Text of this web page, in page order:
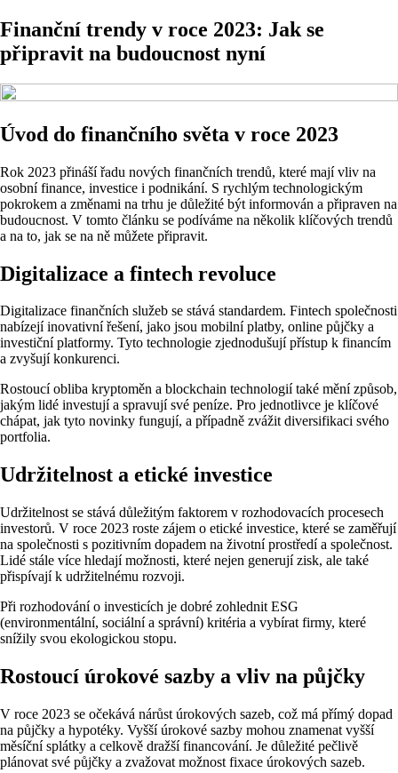
Finanční trendy v roce 2023: Jak se
připravit na budoucnost nyní
Úvod do finančního světa v roce 2023
Rok 2023 přináší řadu nových finančních trendů, které mají vliv na
osobní finance, investice i podnikání. S rychlým technologickým
pokrokem a změnami na trhu je důležité být informován a připraven na
budoucnost. V tomto článku se podíváme na několik klíčových trendů
a na to, jak se na ně můžete připravit.
Digitalizace a fintech revoluce
Digitalizace finančních služeb se stává standardem. Fintech společnosti
nabízejí inovativní řešení, jako jsou mobilní platby, online půjčky a
investiční platformy. Tyto technologie zjednodušují přístup k financím
a zvyšují konkurenci.
Rostoucí obliba kryptoměn a blockchain technologií také mění způsob,
jakým lidé investují a spravují své peníze. Pro jednotlivce je klíčové
chápat, jak tyto novinky fungují, a případně zvážit diversifikaci svého
portfolia.
Udržitelnost a etické investice
Udržitelnost se stává důležitým faktorem v rozhodovacích procesech
investorů. V roce 2023 roste zájem o etické investice, které se zaměřují
na společnosti s pozitivním dopadem na životní prostředí a společnost.
Lidé stále více hledají možnosti, které nejen generují zisk, ale také
přispívají k udržitelnému rozvoji.
Při rozhodování o investicích je dobré zohlednit ESG
(environmentální, sociální a správní) kritéria a vybírat firmy, které
snížily svou ekologickou stopu.
Rostoucí úrokové sazby a vliv na půjčky
V roce 2023 se očekává nárůst úrokových sazeb, což má přímý dopad
na půjčky a hypotéky. Vyšší úrokové sazby mohou znamenat vyšší
měsíční splátky a celkově dražší financování. Je důležité pečlivě
plánovat své půjčky a zvažovat možnost fixace úrokových sazeb.